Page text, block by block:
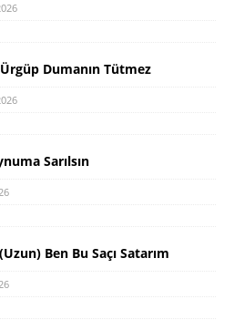
Ürgüp Dumanın Tütmez
Sarılsın
Ben Bu Saçı Satarım